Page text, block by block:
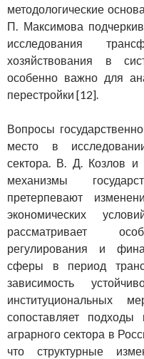
методологические
П. Максимова
исследования
хозяйствования в
особенно важно для
перестройки [12].
Вопросы
место в
сектора. В. Д. Козлов
механизмы
претерпевают
экономических
рассматривает
регулирования и
сферы в период
зависимость
сопоставляет подходы
аграрного сектора в
что структурные